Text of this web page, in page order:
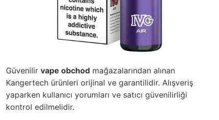
Güvenilir vape obchod mağazalarından alınan
Kangertech ürünleri orijinal ve garantilidir. Alışveriş
yaparken kullanıcı yorumları ve satıcı güvenilirliği
kontrol edilmelidir.